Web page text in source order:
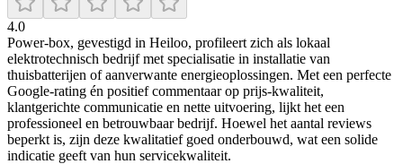
4.0
Power‑box, gevestigd in Heiloo, profileert zich als lokaal
elektrotechnisch bedrijf met specialisatie in installatie van
thuisbatterijen of aanverwante energieoplossingen. Met een perfecte
Google‑rating én positief commentaar op prijs‑kwaliteit,
klantgerichte communicatie en nette uitvoering, lijkt het een
professioneel en betrouwbaar bedrijf. Hoewel het aantal reviews
beperkt is, zijn deze kwalitatief goed onderbouwd, wat een solide
indicatie geeft van hun servicekwaliteit.